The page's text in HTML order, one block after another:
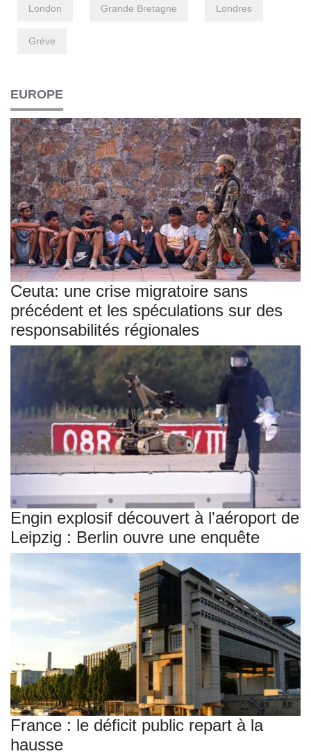
London Grande Bretagne Londres
Grève
EUROPE
Ceuta: une crise migratoire sans
précédent et les spéculations sur des
responsabilités régionales
Engin explosif découvert à l'aéroport de
Leipzig : Berlin ouvre une enquête
France : le déficit public repart à la
hausse